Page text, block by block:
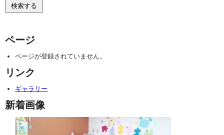
ページ
ページが登録されていません。
リンク
ギャラリー
新着画像